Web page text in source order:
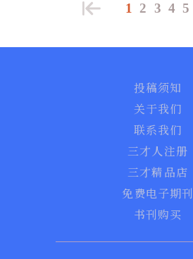
1 2 3 4 5
投稿须知
关于我们
联系我们
三才人注册
三才精品店
免费电子期刊
书刊购买